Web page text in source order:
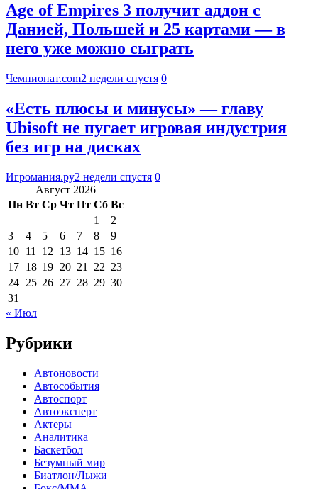
Age of Empires 3 получит аддон с
Данией, Польшей и 25 картами — в
него уже можно сыграть
Чемпионат.com2 недели спустя 0
«Есть плюсы и минусы» — главу
Ubisoft не пугает игровая индустрия
без игр на дисках
Игромания.ру2 недели спустя 0
Август 2026
Пн Вт Ср Чт Пт Сб Вс
1
2
3
4 5 6 7 8
9
10 11 12 13 14 15 16
17 18 19 20 21 22 23
24 25 26 27 28 29 30
31
« Июл
Рубрики
Автоновости
Автособытия
Автоспорт
Автоэксперт
Актеры
Аналитика
Баскетбол
Безумный мир
Биатлон/Лыжи